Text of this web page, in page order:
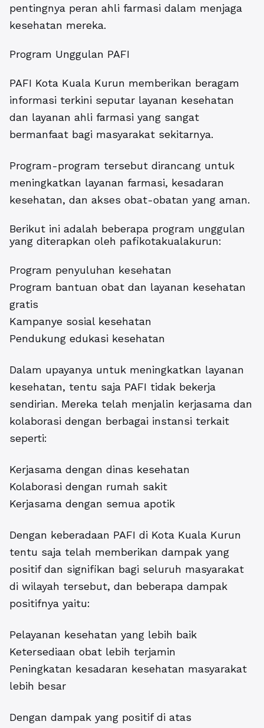
pentingnya peran ahli farmasi dalam menjaga
kesehatan mereka.
Program Unggulan PAFI
PAFI Kota Kuala Kurun memberikan beragam
informasi terkini seputar layanan kesehatan
dan layanan ahli farmasi yang sangat
bermanfaat bagi masyarakat sekitarnya.
Program-program tersebut dirancang untuk
meningkatkan layanan farmasi, kesadaran
kesehatan, dan akses obat-obatan yang aman.
Berikut ini adalah beberapa program unggulan
yang diterapkan oleh pafikotakualakurun:
Program penyuluhan kesehatan
Program bantuan obat dan layanan kesehatan
gratis
Kampanye sosial kesehatan
Pendukung edukasi kesehatan
Dalam upayanya untuk meningkatkan layanan
kesehatan, tentu saja PAFI tidak bekerja
sendirian. Mereka telah menjalin kerjasama dan
kolaborasi dengan berbagai instansi terkait
seperti:
Kerjasama dengan dinas kesehatan
Kolaborasi dengan rumah sakit
Kerjasama dengan semua apotik
Dengan keberadaan PAFI di Kota Kuala Kurun
tentu saja telah memberikan dampak yang
positif dan signifikan bagi seluruh masyarakat
di wilayah tersebut, dan beberapa dampak
positifnya yaitu:
Pelayanan kesehatan yang lebih baik
Ketersediaan obat lebih terjamin
Peningkatan kesadaran kesehatan masyarakat
lebih besar
Dengan dampak yang positif di atas